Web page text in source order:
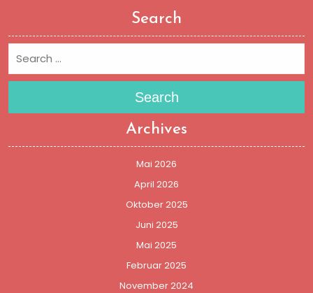
Search
Search
Archives
Mai 2026
April 2026
Oktober 2025
Juni 2025
Mai 2025
Februar 2025
November 2024